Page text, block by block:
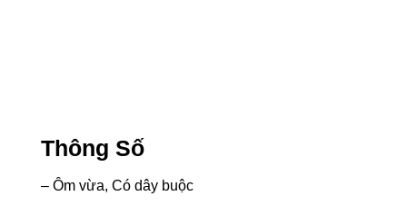
Thông Số
– Ôm vừa, Có dây buộc